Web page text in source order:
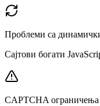
Проблеми са
Сајтови богати
CAPTCHA ограничења